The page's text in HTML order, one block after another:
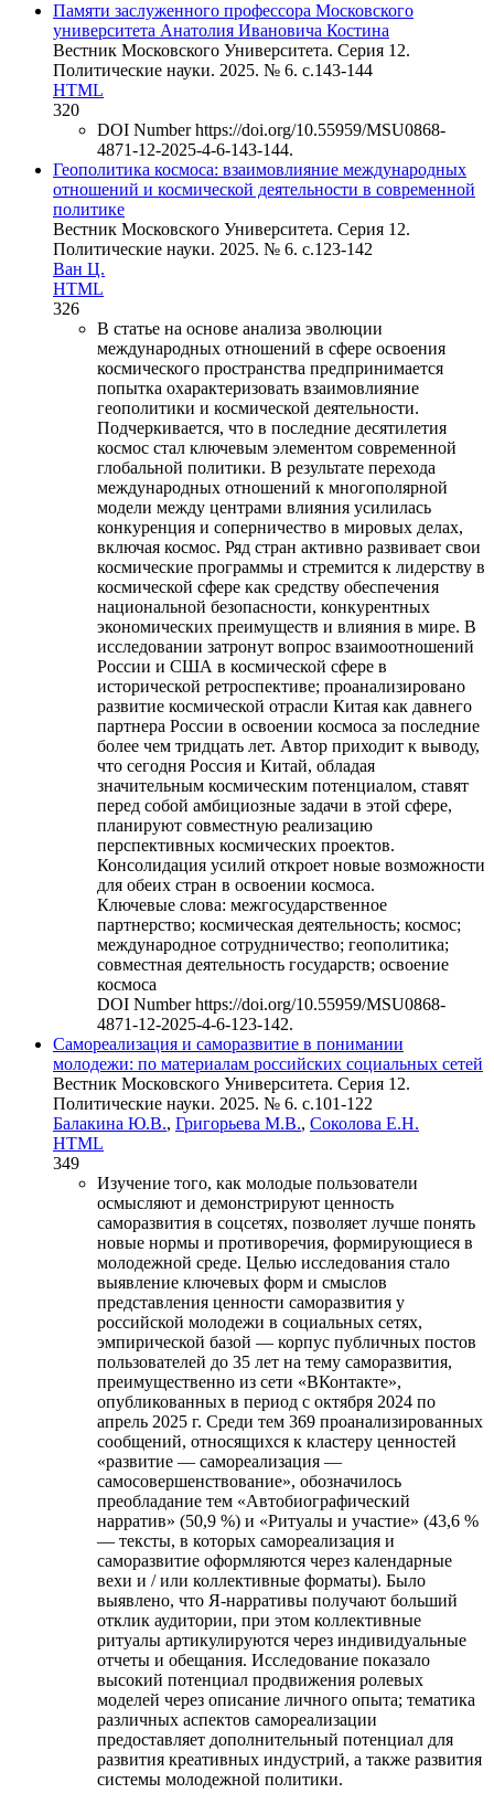
Памяти заслуженного профессора Московского
университета Анатолия Ивановича Костина
Вестник Московского Университета. Серия 12.
Политические науки. 2025. № 6. c.143-144
HTML
320
DOI Numberhttps://doi.org/10.55959/MSU0868-
4871-12-2025-4-6-143-144.
Геополитика космоса: взаимовлияние международных
отношений и космической деятельности в современной
политике
Вестник Московского Университета. Серия 12.
Политические науки. 2025. № 6. c.123-142
Ван Ц.
HTML
326
В статье на основе анализа эволюции
международных отношений в сфере освоения
космического пространства предпринимается
попытка охарактеризовать взаимовлияние
геополитики и космической деятельности.
Подчеркивается, что в последние десятилетия
космос стал ключевым элементом современной
глобальной политики. В результате перехода
международных отношений к многополярной
модели между центрами влияния усилилась
конкуренция и соперничество в мировых делах,
включая космос. Ряд стран активно развивает свои
космические программы и стремится к лидерству в
космической сфере как средству обеспечения
национальной безопасности, конкурентных
экономических преимуществ и влияния в мире. В
исследовании затронут вопрос взаимоотношений
России и США в космической сфере в
исторической ретроспективе; проанализировано
развитие космической отрасли Китая как давнего
партнера России в освоении космоса за последние
более чем тридцать лет. Автор приходит к выводу,
что сегодня Россия и Китай, обладая
значительным космическим потенциалом, ставят
перед собой амбициозные задачи в этой сфере,
планируют совместную реализацию
перспективных космических проектов.
Консолидация усилий откроет новые возможности
для обеих стран в освоении космоса.
Ключевые слова: межгосударственное
партнерство; космическая деятельность; космос;
международное сотрудничество; геополитика;
совместная деятельность государств; освоение
космоса
DOI Numberhttps://doi.org/10.55959/MSU0868-
4871-12-2025-4-6-123-142.
Самореализация и саморазвитие в понимании
молодежи: по материалам российских социальных сетей
Вестник Московского Университета. Серия 12.
Политические науки. 2025. № 6. c.101-122
Балакина Ю.В., Григорьева М.В., Соколова Е.Н.
HTML
349
Изучение того, как молодые пользователи
осмысляют и демонстрируют ценность
саморазвития в соцсетях, позволяет лучше понять
новые нормы и противоречия, формирующиеся в
молодежной среде. Целью исследования стало
выявление ключевых форм и смыслов
представления ценности саморазвития у
российской молодежи в социальных сетях,
эмпирической базой — корпус публичных постов
пользователей до 35 лет на тему саморазвития,
преимущественно из сети «ВКонтакте»,
опубликованных в период с октября 2024 по
апрель 2025 г. Среди тем 369 проанализированных
сообщений, относящихся к кластеру ценностей
«развитие — самореализация —
самосовершенствование», обозначилось
преобладание тем «Автобиографический
нарратив» (50,9 %) и «Ритуалы и участие» (43,6 %
— тексты, в которых самореализация и
саморазвитие оформляются через календарные
вехи и / или коллективные форматы). Было
выявлено, что Я-нарративы получают больший
отклик аудитории, при этом коллективные
ритуалы артикулируются через индивидуальные
отчеты и обещания. Исследование показало
высокий потенциал продвижения ролевых
моделей через описание личного опыта; тематика
различных аспектов самореализации
предоставляет дополнительный потенциал для
развития креативных индустрий, а также развития
системы молодежной политики.